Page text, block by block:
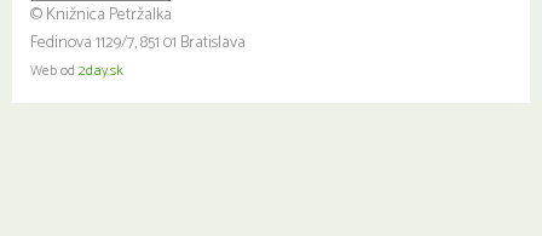
© Knižnica Petržalka
Fedinova 1129/7, 851 01 Bratislava
Web od 2day.sk